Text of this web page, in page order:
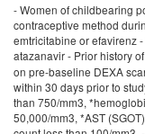
- Women of childbearing
contraceptive method
emtricitabine or efavirenz
atazanavir - Prior history
on pre-baseline DEXA
within 30 days prior to
than 750/mm3,
50,000/mm3, *AST